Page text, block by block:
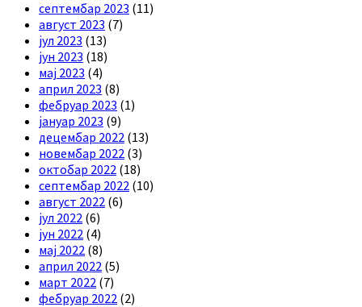
септембар 2023 (11)
август 2023 (7)
јул 2023 (13)
јун 2023 (18)
мај 2023 (4)
април 2023 (8)
фебруар 2023 (1)
јануар 2023 (9)
децембар 2022 (13)
новембар 2022 (3)
октобар 2022 (18)
септембар 2022 (10)
август 2022 (6)
јул 2022 (6)
јун 2022 (4)
мај 2022 (8)
април 2022 (5)
март 2022 (7)
фебруар 2022 (2)